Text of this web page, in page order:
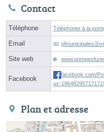
Contact
Téléphone Téléphoner à la
Email
Site web
Facebook
facebook.com/
ux-
Plan et adresse